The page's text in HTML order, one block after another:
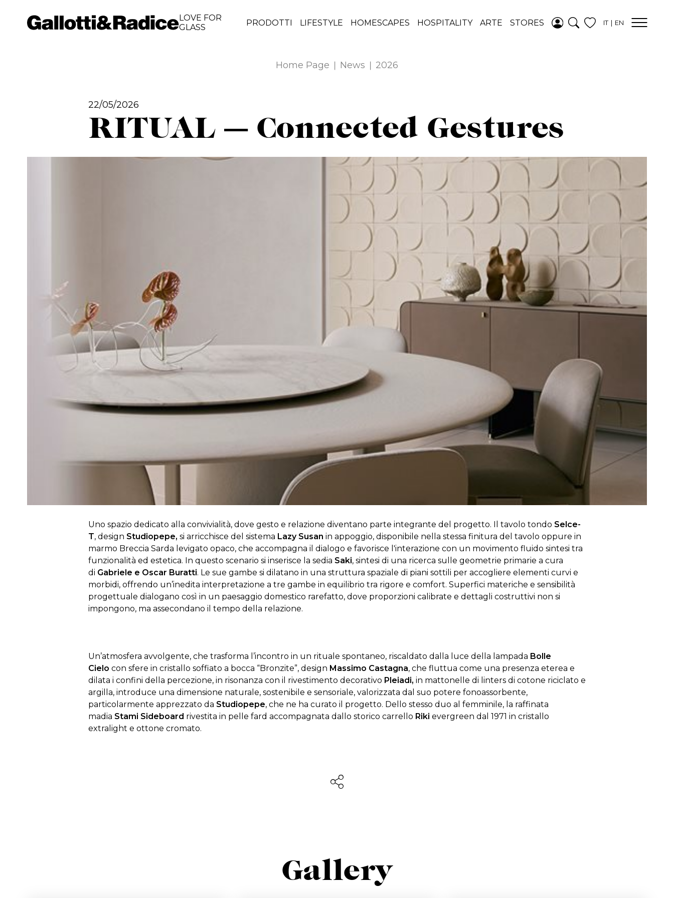
AGGIUNTO ALLA
WISHLIST
LOVE FOR
GLASS
PRODOTTI LIFESTYLE HOMESCAPES HOSPITALITY ARTE STORES IT EN
Home Page News 2026
22/05/2026
RITUAL — Connected Gestures
Uno spazio dedicato alla convivialità, dove gesto e relazione diventano parte integrante del progetto. Il tavolo tondo Selce-
T, design Studiopepe, si arricchisce del sistema Lazy Susan in appoggio, disponibile nella stessa finitura del tavolo oppure in
marmo Breccia Sarda levigato opaco, che accompagna il dialogo e favorisce l'interazione con un movimento fluido sintesi tra
funzionalità ed estetica. In questo scenario si inserisce la sedia Saki, sintesi di una ricerca sulle geometrie primarie a cura
di Gabriele e Oscar Buratti. Le sue gambe si dilatano in una struttura spaziale di piani sottili per accogliere elementi curvi e
morbidi, offrendo un’inedita interpretazione a tre gambe in equilibrio tra rigore e comfort. Superfici materiche e sensibilità
progettuale dialogano così in un paesaggio domestico rarefatto, dove proporzioni calibrate e dettagli costruttivi non si
impongono, ma assecondano il tempo della relazione.
Un’atmosfera avvolgente, che trasforma l’incontro in un rituale spontaneo, riscaldato dalla luce della lampada Bolle
Cielo con sfere in cristallo soffiato a bocca “Bronzite”, design Massimo Castagna, che fluttua come una presenza eterea e
dilata i confini della percezione, in risonanza con il rivestimento decorativo Pleiadi, in mattonelle di linters di cotone riciclato e
argilla, introduce una dimensione naturale, sostenibile e sensoriale, valorizzata dal suo potere fonoassorbente,
particolarmente apprezzato da Studiopepe, che ne ha curato il progetto. Dello stesso duo al femminile, la raffinata
madia Stami Sideboard rivestita in pelle fard accompagnata dallo storico carrello Riki evergreen dal 1971 in cristallo
extralight e ottone cromato.
Gallery